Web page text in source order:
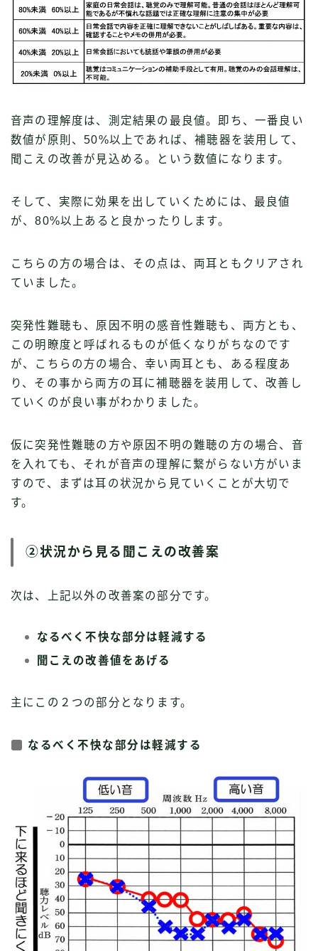
音声の理解度は、測定結果の最良値。即ち、一番良い
数値が原則、50%以上であれば、補聴器を装用して、
聞こえの改善が見込める。という数値になります。
そして、実際に効果を出していくためには、最良値
が、80%以上あると良かったりします。
こちらの方の場合は、その点は、両耳ともクリアされ
ていました。
突発性難聴も、原因不明の感音性難聴も、両方とも、
この明瞭度と呼ばれるものが低くなりがちなのです
が、こちらの方の場合、幸い両耳とも、ある程度あ
り、その事から両方の耳に補聴器を装用して、改善し
ていくのが良い事がわかりました。
仮に突発性難聴の方や原因不明の難聴の方の場合、音
を入れても、それが音声の理解に繋がらない方がいま
すので、まずは耳の状況から見ていくことが大切で
す。
②状況から見る聞こえの改善案
次は、上記以外の改善案の部分です。
なるべく不快な部分は軽減する
聞こえの改善値をあげる
主にこの２つの部分となります。
なるべく不快な部分は軽減する